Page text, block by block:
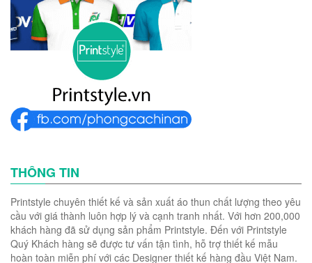
THÔNG TIN
Printstyle chuyên thiết kế và sản xuất áo thun chất lượng theo yêu
cầu với giá thành luôn hợp lý và cạnh tranh nhất. Với hơn 200,000
khách hàng đã sử dụng sản phẩm Printstyle. Đến với Printstyle
Quý Khách hàng sẽ được tư vấn tận tình, hỗ trợ thiết kế mẫu
hoàn toàn miễn phí với các Designer thiết kế hàng đầu Việt Nam.